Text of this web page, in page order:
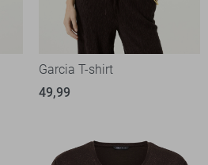
Garcia T-shirt
49,99